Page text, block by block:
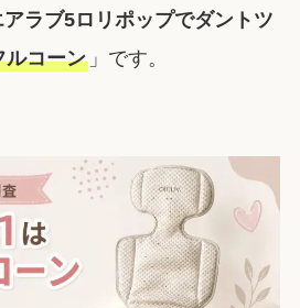
アラブ5ロリポップでダントツ
ルコーン」です。